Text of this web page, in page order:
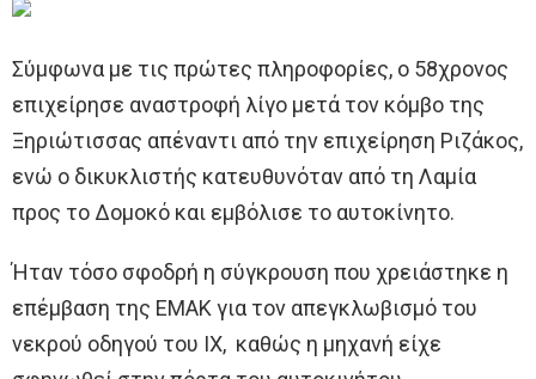
Σύμφωνα με τις πρώτες πληροφορίες, ο 58χρονος
επιχείρησε αναστροφή λίγο μετά τον κόμβο της
Ξηριώτισσας απέναντι από την επιχείρηση Ριζάκος,
ενώ ο δικυκλιστής κατευθυνόταν από τη Λαμία
προς το Δομοκό και εμβόλισε το αυτοκίνητο.
Ήταν τόσο σφοδρή η σύγκρουση που χρειάστηκε η
επέμβαση της ΕΜΑΚ για τον απεγκλωβισμό του
νεκρού οδηγού του ΙΧ, καθώς η μηχανή είχε